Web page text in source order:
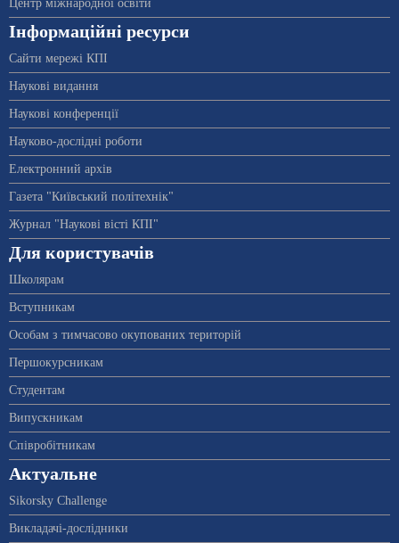
Центр міжнародної освіти
Інформаційні ресурси
Сайти мережі КПІ
Наукові видання
Наукові конференції
Науково-дослідні роботи
Електронний архів
Газета "Київський політехнік"
Журнал "Наукові вісті КПІ"
Для користувачів
Школярам
Вступникам
Особам з тимчасово окупованих територій
Першокурсникам
Студентам
Випускникам
Співробітникам
Актуальне
Sikorsky Challenge
Викладачі-дослідники